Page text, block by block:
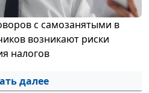
с самозанятыми в
возникают риски
налогов
далее